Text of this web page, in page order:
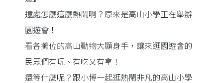
遠處怎麼這麼熱鬧啊？原來是高山小學正在舉辦
園遊會！
看各攤位的高山動物大顯身手，讓來逛園遊會的
民眾們有玩、有吃又有拿！
還等什麼呢？跟小博一起逛熱鬧非凡的高山小學